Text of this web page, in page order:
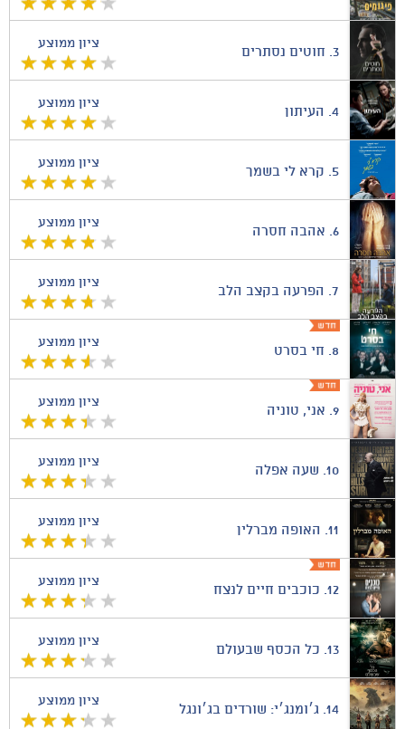
ציון ממוצע
3. חוטים נסתרים
ציון ממוצע
4. העיתון
ציון ממוצע
5. קרא לי בשמך
ציון ממוצע
6. אהבה חסרה
ציון ממוצע
7. הפרעה בקצב הלב
ציון ממוצע
8. חי בסרט
ציון ממוצע
9. אני, טוניה
ציון ממוצע
10. שעה אפלה
ציון ממוצע
11. האופה מברלין
ציון ממוצע
12. כוכבים חיים לנצח
ציון ממוצע
13. כל הכסף שבעולם
ציון ממוצע
14. ג׳ומנג׳י: שורדים בג׳ונגל